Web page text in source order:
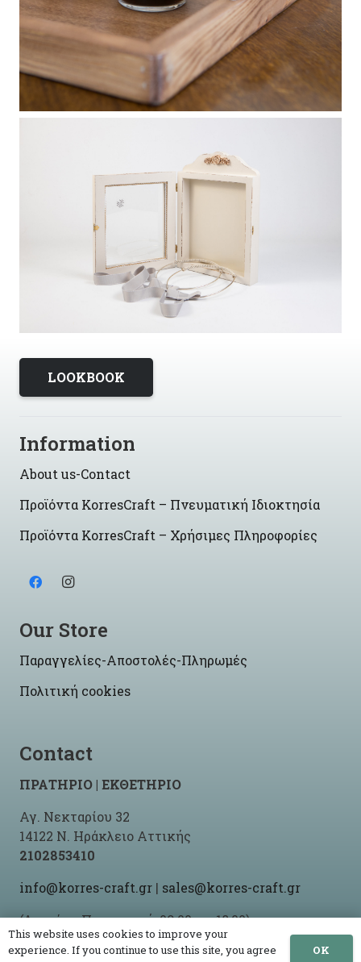
LOOKBOOK
Information
About us-Contact
Προϊόντα KorresCraft – Πνευματική Ιδιοκτησία
Προϊόντα KorresCraft – Χρήσιμες Πληροφορίες
Our Store
Παραγγελίες-Αποστολές-Πληρωμές
Πολιτική cookies
Contact
ΠΡΑΤΗΡΙΟ | ΕΚΘΕΤΗΡΙΟ
Αγ. Νεκταρίου 32
14122 Ν. Ηράκλειο Αττικής
2102853410
info@korres-craft.gr | sales@korres-craft.gr
(Δευτέρα-Παρασκευή: 09:00 ως 18:00)
This website uses cookies to improve your
experience. If you continue to use this site, you agree
OK